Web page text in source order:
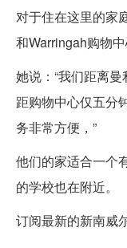
对于住在这里的家
和Warringah购物中
她说：“我们距离
距购物中心仅五分
务非常方便，”
他们的家适合一个
的学校也在附近。
订阅最新的新南威